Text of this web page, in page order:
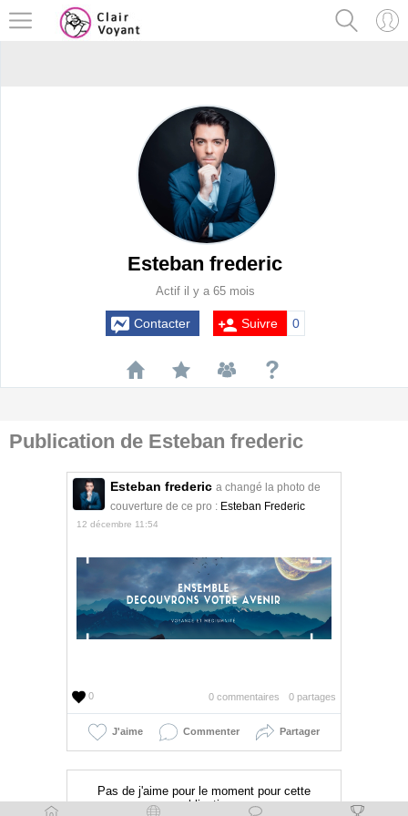
Esteban frederic
Actif il y a 65 mois
Contacter Suivre 0
Publication de Esteban frederic
Esteban frederic a changé la photo de
couverture de ce pro : Esteban Frederic
12 décembre 11:54
0 0 partages
0 commentaires
J'aime Commenter Partager
Pas de j'aime pour le moment pour cette
publication